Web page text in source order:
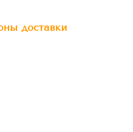
доставки